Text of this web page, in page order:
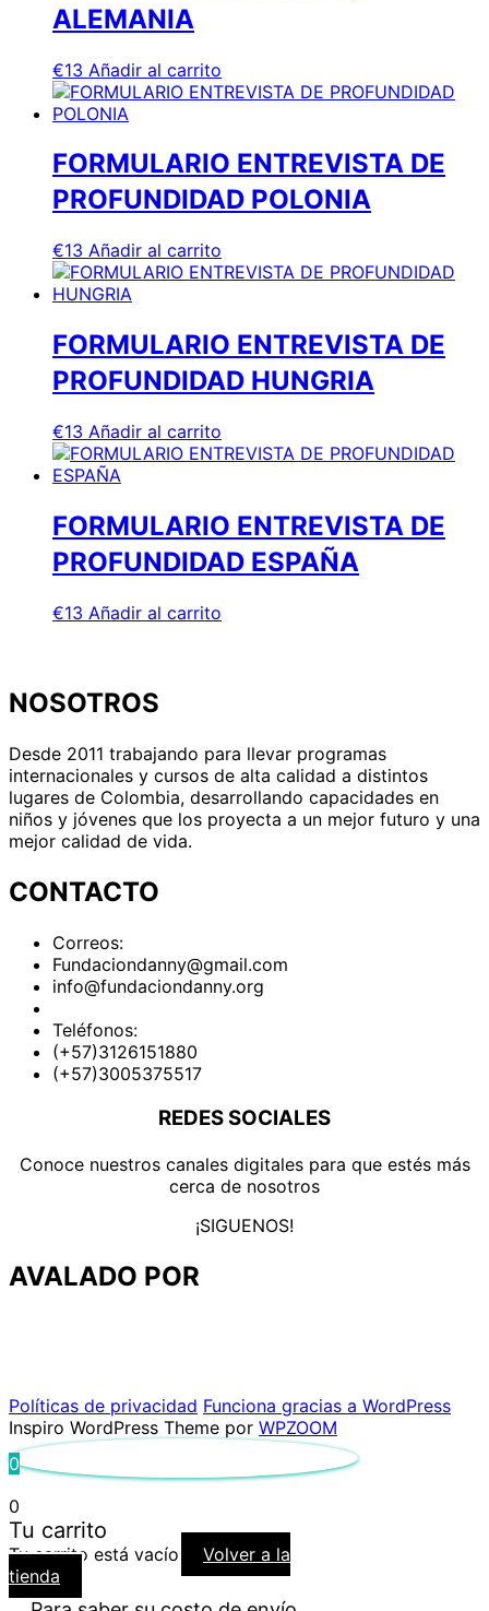
ALEMANIA
€13 Añadir al carrito
FORMULARIO ENTREVISTA DE
PROFUNDIDAD POLONIA
€13 Añadir al carrito
FORMULARIO ENTREVISTA DE
PROFUNDIDAD HUNGRIA
€13 Añadir al carrito
FORMULARIO ENTREVISTA DE
PROFUNDIDAD ESPAÑA
€13 Añadir al carrito
NOSOTROS
Desde 2011 trabajando para llevar programas
internacionales y cursos de alta calidad a distintos
lugares de Colombia, desarrollando capacidades en
niños y jóvenes que los proyecta a un mejor futuro y una
mejor calidad de vida.
CONTACTO
Correos:
Fundaciondanny@gmail.com
info@fundaciondanny.org
Teléfonos:
(+57)3126151880
(+57)3005375517
REDES SOCIALES
Conoce nuestros canales digitales para que estés más
cerca de nosotros
¡SIGUENOS!
AVALADO POR
Políticas de privacidad Funciona gracias a WordPress
Inspiro WordPress Theme por WPZOOM
0
0
Tu carrito
Tu carrito está vacío
Volver a la
tienda